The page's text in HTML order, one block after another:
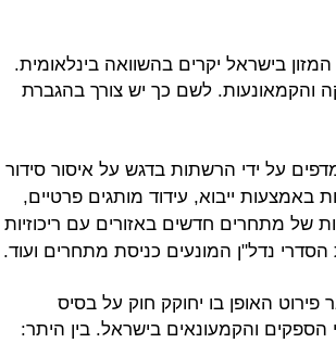
בישראל יקרים בהשוואה בינלאומית.
והקמאונעות. לשם כך יש צורך בהגברת
על ידי הרשתות בדגש על איסור סידור
ייבוא, עידוד מותגים פרטיים,
של מתחרים חדשים באזורים עם ריכוזיות
נדל"ן המונעים כניסת מתחרים ועוד.
האופן בו יחוקק חוק על בסיס
והקמעונאים בישראל. בין היתר: